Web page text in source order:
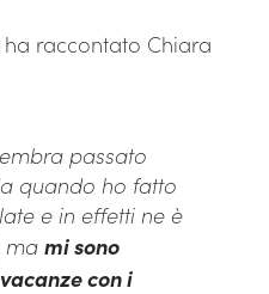
raccontato Chiara
passato
quando ho fatto
e in effetti ne è
ma mi sono
con i